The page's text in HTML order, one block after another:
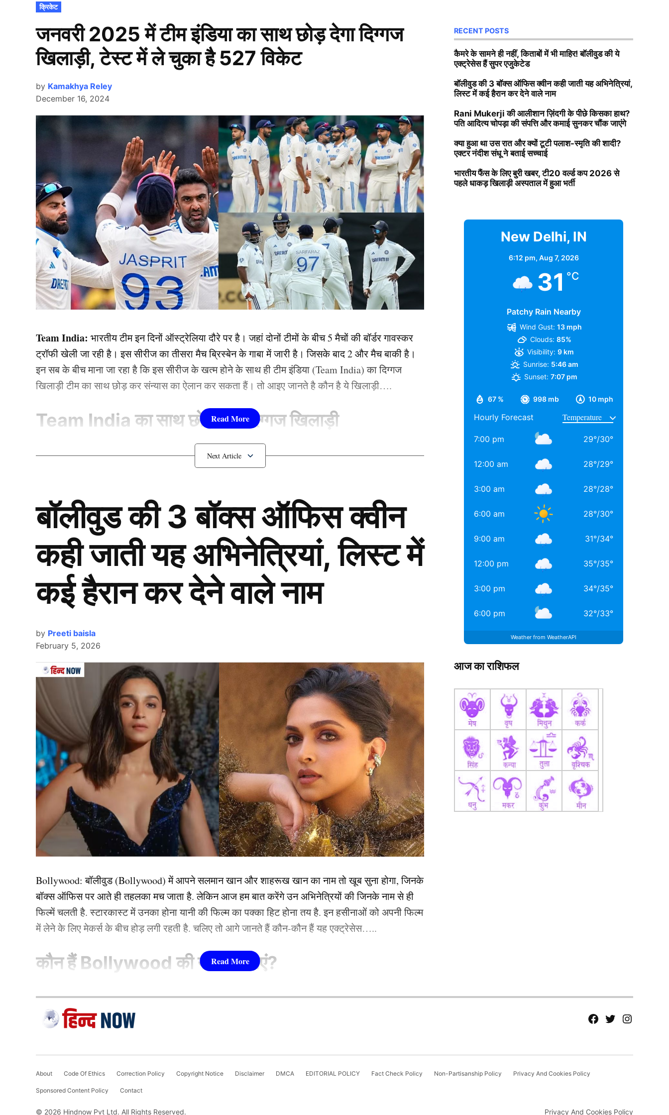
POSTED
IN
क्रिकेट
जनवरी 2025 में टीम इंडिया का साथ छोड़ देगा दिग्गज
खिलाड़ी, टेस्ट में ले चुका है 527 विकेट
by Kamakhya Reley
December 16, 2024
Team India: भारतीय टीम इन दिनों ऑस्ट्रेलिया दौरे पर है। जहां दोनों टीमों के बीच 5 मैचों की बॉर्डर गावस्कर
ट्रॉफी खेली जा रही है। इस सीरीज का तीसरा मैच ब्रिस्बेन के गाबा में जारी है। जिसके बाद 2 और मैच बाकी है।
इन सब के बीच माना जा रहा है कि इस सीरीज के खत्म होने के साथ ही टीम इंडिया (Team India) का दिग्गज
खिलाड़ी टीम का साथ छोड़ कर संन्यास का ऐलान कर सकता हैं। तो आइए जानते है कौन है ये खिलाड़ी….
Team India का साथ छोड़ेगा ये दिग्गज खिलाड़ी
Team India
भारत और ऑस्ट्रेलिया के बीच अंतिम टेस्ट 3 – 7 जनवरी 2025 को खेला जाना है। इसके साथ ही दिग्गज स्पिनर
रविचंद्रन अश्विन को लेकर माना जा रहा है कि वे संन्यास का ऐलान कर सकते हैं। पिछले लम्बे समय से उनके
प्रदर्शन और टीम (Team India) में जगह पर सवाल खड़े किये जा रहे हैं । ऐसे में ऑस्ट्रेलिया दौरा खत्म होने के
साथ ही वे इस खेल को अलविदा कह सकते हैं।
यह भी पढ़ें:रोहित बाहर, गिल की जगह इस बल्लेबाज को मिली कप्तानी, चैंपियंस ट्रॉफी के लिए भारतीय टीम का 15
सदस्यीय स्क्वाड तय
दांव पर लगा इस खिलाड़ी का करियर
आपको बता दें, अश्विन बॉर्डर गावस्कर ट्रॉफी में कुछ खास प्रदर्शन नहीं दिखा पाए है। साथ ही अश्विन की उम्र भी
बढ़ती जा रही है और उनकी फॉर्म में भी गिरावट देखने को मिली है।
बॉलीवुड की 3 बॉक्स ऑफिस क्वीन
कही जाती यह अभिनेत्रियां, लिस्ट में
कई हैरान कर देने वाले नाम
by Preeti baisla
February 5, 2026
Bollywood:बॉलीवुड (Bollywood)में आपने सलमान खान और शाहरूख खान का नाम तो खूब सुना होगा, जिनके
बॉक्स ऑफिस पर आते ही तहलका मच जाता है. लेकिन आज हम बात करेंगे उन अभिनेत्रियों की जिनके नाम से ही
फिल्में चलती है. स्टारकास्ट में उनका होना यानी की फिल्म का पक्का हिट होना तय है. इन हसीनाओं को अपनी फिल्म
में लेने के लिए मेकर्स के बीच होड़ लगी रहती है. चलिए तो आगे जानते हैं कौन-कौन हैं यह एक्ट्रेसेस…..
कौन हैंBollywood की यह हसीनाएं?
1.दीपिका पादुकोण ( Deepika Padukone)
फिल्मों में ‘कॉकटेल’, ‘छपाक’, ‘पठान’, ‘जवान’ और ‘कल्कि 2898 AD’ भी शामिल है.
RECENT POSTS
कैमरे के सामने ही नहीं, किताबों में भी माहिर! बॉलीवुड की ये
एक्ट्रेसेस हैं सुपर एजुकेटेड
बॉलीवुड की 3 बॉक्स ऑफिस क्वीन कही जाती यह अभिनेत्रियां,
लिस्ट में कई हैरान कर देने वाले नाम
Rani Mukerji की आलीशान ज़िंदगी के पीछे किसका हाथ?
पति आदित्य चोपड़ा की संपत्ति और कमाई सुनकर चौंक जाएंगे
क्या हुआ था उस रात और क्यों टूटी पलाश-स्मृति की शादी?
एक्टर नंदीश संधू ने बताई सच्चाई
भारतीय फैंस के लिए बुरी खबर, टी20 वर्ल्ड कप 2026 से
पहले धाकड़ खिलाड़ी अस्पताल में हुआ भर्ती
New Delhi, IN
6:12 pm, Aug 7, 2026
31 °C
Patchy Rain Nearby
67 % 998 mb 10 mph
Wind Gust: 13 mph
Clouds: 85%
Visibility: 9 km
Sunrise: 5:46 am
Sunset: 7:07 pm
Hourly Forecast
7:00 pm 29°/30°
12:00 am 28°/29°
3:00 am 28°/28°
6:00 am 28°/30°
9:00 am 31°/34°
12:00 pm 35°/35°
3:00 pm 34°/35°
6:00 pm 32°/33°
Weather from WeatherAPI
आज का राशिफल
fb Tw tw
About Code Of Ethics Correction Policy Copyright Notice Disclaimer DMCA EDITORIAL POLICY Fact Check Policy Non-Partisanship Policy Privacy And Cookies Policy
Sponsored Content Policy Contact
© 2026 Hindnow Pvt Ltd. All Rights Reserved. Privacy And Cookies Policy